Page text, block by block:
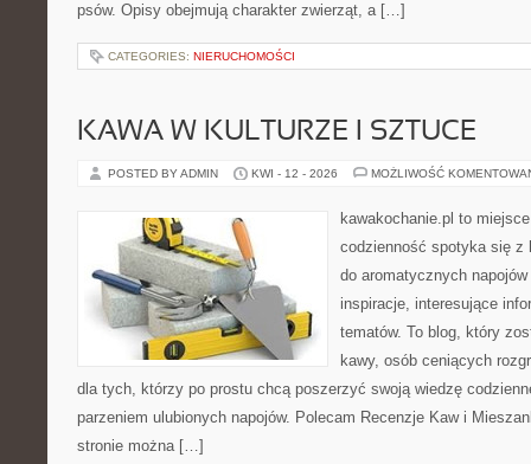
psów. Opisy obejmują charakter zwierząt, a […]
CATEGORIES: NIERUCHOMOŚCI
KAWA W KULTURZE I SZTUCE
POSTED BY ADMIN KWI - 12 - 2026 MOŻLIWOŚĆ
kawakochanie.pl to
codzienność spotyka się z
do aromatycznych
inspiracje, interesujące
tematów. To blog, który
kawy, osób ceniących
dla tych, którzy po prostu chcą poszerzyć swoją wiedzę
parzeniem ulubionych napojów. Polecam Recenzje Kaw i
stronie można […]